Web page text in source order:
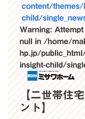
content/themes/
child/
Warning:
null in /home/
hp.jp/
insight-child/
【二世帯住
ント】